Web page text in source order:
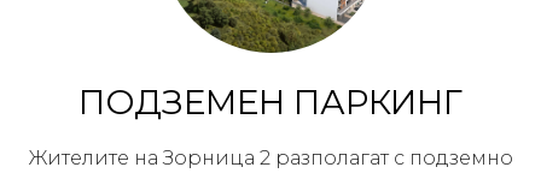
ПОДЗЕМЕН ПАРКИНГ
Жителите на Зорница 2 разполагат с подземно